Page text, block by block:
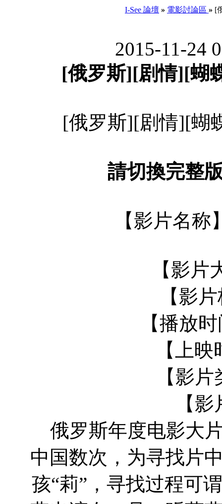
I-See 論壇 » 電影討論區 » [
2015-11-24
[俄罗斯][剧情][蝴
[俄罗斯][剧情][蝴
請切換完整
【影片名
【影片
【影
【播放
【上
【影
【
俄罗斯年度电影大
中国数次，为寻找片
孩“莉”，寻找过程可